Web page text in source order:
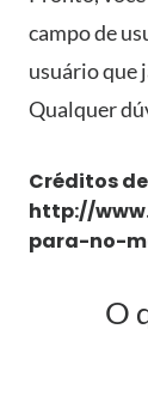
campo de
usuário que
Qualquer
Créditos
http://
para-no-
O